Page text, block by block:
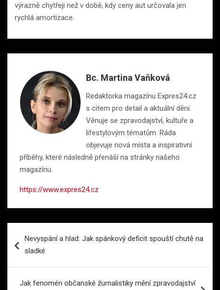
výrazně chytřeji než v době, kdy ceny aut určovala jen
rychlá amortizace.
Bc. Martina Vaňková
Redaktorka magazínu Expres24.cz
s citem pro detail a aktuální dění.
Věnuje se zpravodajství, kultuře a
lifestylovým tématům. Ráda
objevuje nová místa a inspirativní
příběhy, které následně přenáší na stránky našeho
magazínu.
https://www.expres24.cz
proNevyspání a hlad: Jak spánkový deficit spouští chutě na
sladké
Jak fenomén občanské žurnalistiky mění zpravodajství